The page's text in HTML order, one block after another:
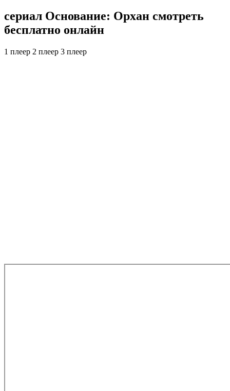
сериал Основание: Орхан смотреть
бесплатно онлайн
1 плеер 2 плеер 3 плеер